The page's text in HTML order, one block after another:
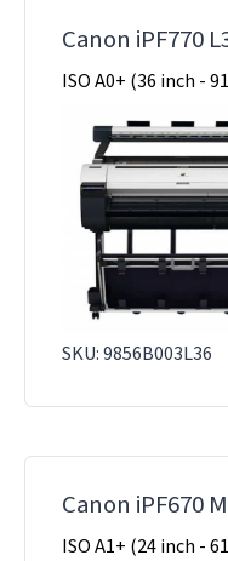
Canon iPF770
ISO A0+ (36 inch -
SKU: 9856B003L36
Canon iPF670
ISO A1+ (24 inch -